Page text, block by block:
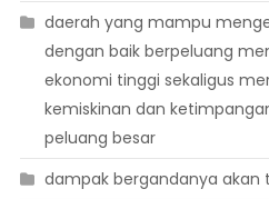
daerah yang mampu
dengan baik berpeluang
ekonomi tinggi sekaligus
kemiskinan dan
peluang besar
dampak bergandanya akan